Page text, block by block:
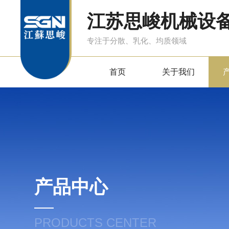
江苏思峻机械设
专注于分散、乳化、均质领域
首页 关于我们
产品中心
PRODUCTS CENTER